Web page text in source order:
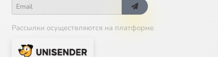
Рассылки осуществляются на платформе